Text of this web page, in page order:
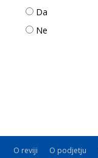
Da
Ne
O reviji O podjetju